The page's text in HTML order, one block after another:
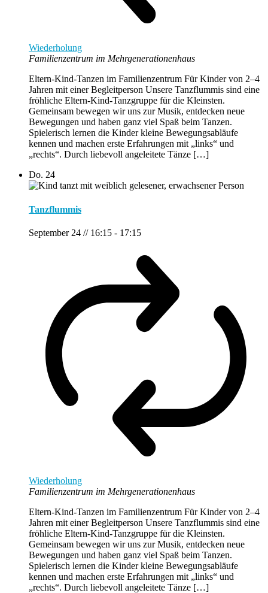
Wiederholung
Familienzentrum im Mehrgenerationenhaus
Eltern-Kind-Tanzen im Familienzentrum Für Kinder von 2–4
Jahren mit einer Begleitperson Unsere Tanzflummis sind eine
fröhliche Eltern-Kind-Tanzgruppe für die Kleinsten.
Gemeinsam bewegen wir uns zur Musik, entdecken neue
Bewegungen und haben ganz viel Spaß beim Tanzen.
Spielerisch lernen die Kinder kleine Bewegungsabläufe
kennen und machen erste Erfahrungen mit „links“ und
„rechts“. Durch liebevoll angeleitete Tänze […]
Do. 24
Tanzflummis
September 24 // 16:15 - 17:15
Wiederholung
Familienzentrum im Mehrgenerationenhaus
Eltern-Kind-Tanzen im Familienzentrum Für Kinder von 2–4
Jahren mit einer Begleitperson Unsere Tanzflummis sind eine
fröhliche Eltern-Kind-Tanzgruppe für die Kleinsten.
Gemeinsam bewegen wir uns zur Musik, entdecken neue
Bewegungen und haben ganz viel Spaß beim Tanzen.
Spielerisch lernen die Kinder kleine Bewegungsabläufe
kennen und machen erste Erfahrungen mit „links“ und
„rechts“. Durch liebevoll angeleitete Tänze […]